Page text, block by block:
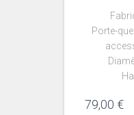
Porte-
79,00 €